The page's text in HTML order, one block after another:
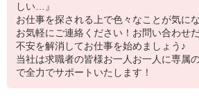
しい…』
お仕事を探される上で色々なことが気に
お気軽にご連絡ください！お問い合わせ
不安を解消してお仕事を始めましょう♪
当社は求職者の皆様お一人お一人に専属
で全力でサポートいたします！